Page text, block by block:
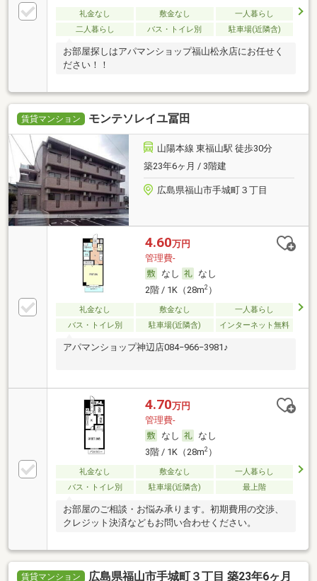
礼金なし 敷金なし
一人暮らし
二人暮らし
バス・トイレ別 駐車場(近隣含)
お部屋探しはアパマンショップ福山松永店にお任せく
ださい！！
賃貸マンション モンテソレイユ冨田
山陽本線 東福山駅 徒歩30分
築23年6ヶ月 / 3階建
広島県福山市手城町３丁目
4.60万円
管理費-
なし
なし
2階 / 1K（28m2）
礼金なし 敷金なし
一人暮らし
バス・トイレ別
駐車場(近隣含) インターネット無料
アパマンショップ神辺店084−966−3981♪
4.70万円
管理費-
なし
なし
3階 / 1K（28m2）
礼金なし 敷金なし
一人暮らし
バス・トイレ別
駐車場(近隣含) 最上階
お部屋のご相談・お悩み承ります。初期費用の交渉、
クレジット決済などもお問い合わせください。
賃貸マンション 広島県福山市手城町３丁目 築23年6ヶ月